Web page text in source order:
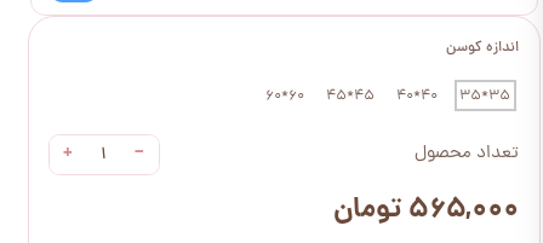
اندازه کوسن
35*35
40*40
45*45
60*60
تعداد محصول −
+
۵۶۵,۰۰۰ تومان